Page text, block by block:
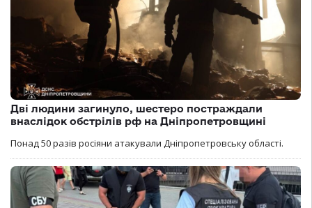
Дві людини загинуло, шестеро постраждали
внаслідок обстрілів рф на Дніпропетровщині
Понад 50 разів росіяни атакували Дніпропетровську області.